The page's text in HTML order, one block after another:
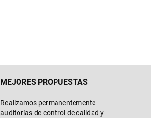
MEJORES PROPUESTAS
Realizamos permanentemente
auditorías de control de calidad y